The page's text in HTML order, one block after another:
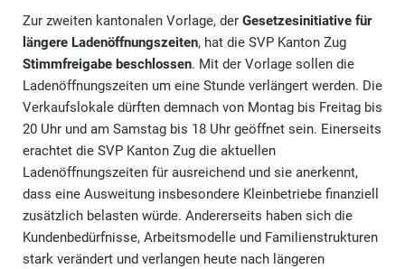
Zur zweiten kantonalen Vorlage, der Gesetzesinitiative für
längere Ladenöffnungszeiten, hat die SVP Kanton Zug
Stimmfreigabe beschlossen. Mit der Vorlage sollen die
Ladenöffnungszeiten um eine Stunde verlängert werden. Die
Verkaufslokale dürften demnach von Montag bis Freitag bis
20 Uhr und am Samstag bis 18 Uhr geöffnet sein. Einerseits
erachtet die SVP Kanton Zug die aktuellen
Ladenöffnungszeiten für ausreichend und sie anerkennt,
dass eine Ausweitung insbesondere Kleinbetriebe finanziell
zusätzlich belasten würde. Andererseits haben sich die
Kundenbedürfnisse, Arbeitsmodelle und Familienstrukturen
stark verändert und verlangen heute nach längeren